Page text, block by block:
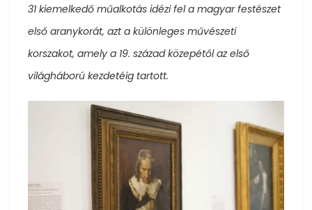
31 kiemelkedő műalkotás idézi fel a magyar festészet
első aranykorát, azt a különleges művészeti
korszakot, amely a 19. század közepétől az első
világháború kezdetéig tartott.